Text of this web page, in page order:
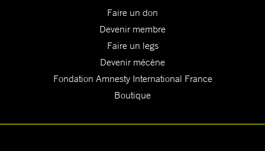
Faire un don
Devenir membre
Faire un legs
Devenir mécène
Fondation Amnesty International France
Boutique